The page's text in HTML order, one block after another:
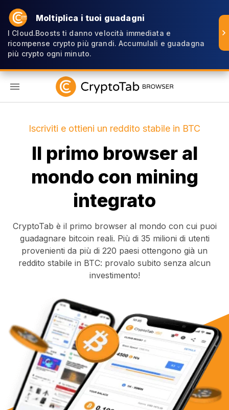
Moltiplica i tuoi guadagni
I Cloud.Boosts ti danno velocità immediata e
ricompense crypto più grandi. Accumulali e guadagna
più crypto ogni minuto.
Iscriviti e ottieni un reddito stabile in BTC
Il primo browser al
mondo con mining
integrato
CryptoTab è il primo browser al mondo con cui puoi
guadagnare bitcoin reali. Più di 35 milioni di utenti
provenienti da più di 220 paesi ottengono già un
reddito stabile in BTC: provalo subito senza alcun
investimento!